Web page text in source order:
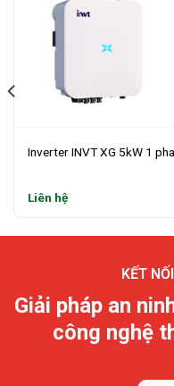
Inverter INVT XG 5kW 1 pha
Liên hệ
KẾT
Giải pháp an
công nghệ